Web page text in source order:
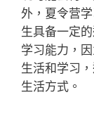
外，夏令营
生具备一定
学习能力，
生活和学习
生活方式。